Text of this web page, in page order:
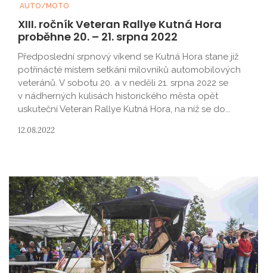
AUTO/MOTO
XIII. ročník Veteran Rallye Kutná Hora
proběhne 20. – 21. srpna 2022
Předposlední srpnový víkend se Kutná Hora stane již
potřinácté místem setkání milovníků automobilových
veteránů. V sobotu 20. a v neděli 21. srpna 2022 se
v nádherných kulisách historického města opět
uskuteční Veteran Rallye Kutná Hora, na níž se do...
12.08.2022